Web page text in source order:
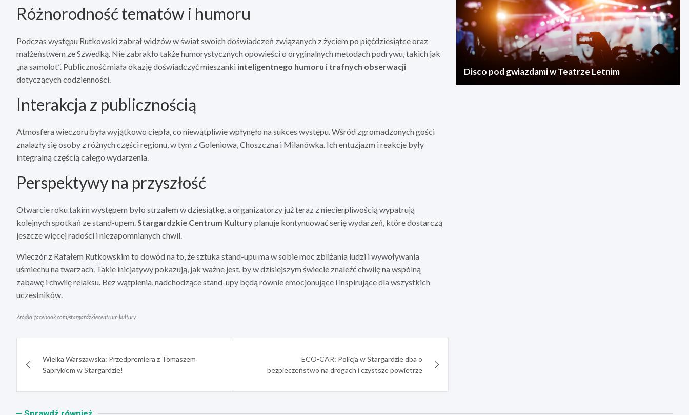
Różnorodność tematów i humoru
Podczas występu Rutkowski zabrał widzów w świat swoich doświadczeń związanych z życiem po pięćdziesiątce oraz
małżeństwem ze Szwedką. Nie zabrakło także humorystycznych opowieści o oryginalnych metodach podrywu, takich jak
„na samolot”. Publiczność miała okazję doświadczyć mieszanki inteligentnego humoru i trafnych obserwacji
dotyczących codzienności.
Interakcja z publicznością
Atmosfera wieczoru była wyjątkowo ciepła, co niewątpliwie wpłynęło na sukces występu. Wśród zgromadzonych gości
znalazły się osoby z różnych części regionu, w tym z Goleniowa, Choszczna i Milanówka. Ich entuzjazm i reakcje były
integralną częścią całego wydarzenia.
Perspektywy na przyszłość
Otwarcie roku takim występem było strzałem w dziesiątkę, a organizatorzy już teraz z niecierpliwością wypatrują
kolejnych spotkań ze stand-upem.Stargardzkie Centrum Kulturyplanuje kontynuować serię wydarzeń, które dostarczą
jeszcze więcej radości i niezapomnianych chwil.
Wieczór z Rafałem Rutkowskim to dowód na to, że sztuka stand-upu ma w sobie moc zbliżania ludzi i wywoływania
uśmiechu na twarzach. Takie inicjatywy pokazują, jak ważne jest, by w dzisiejszym świecie znaleźć chwilę na wspólną
zabawę i chwilę relaksu. Bez wątpienia, nadchodzące stand-upy będą równie emocjonujące i inspirujące dla wszystkich
uczestników.
Źródło: facebook.com/stargardzkiecentrum.kultury
wpisuWielka Warszawska: Przedpremiera z Tomaszem
Saprykiem w Stargardzie!
ECO-CAR: Policja w Stargardzie dba o
bezpieczeństwo na drogach i czystsze powietrze
Disco pod gwiazdami w Teatrze Letnim